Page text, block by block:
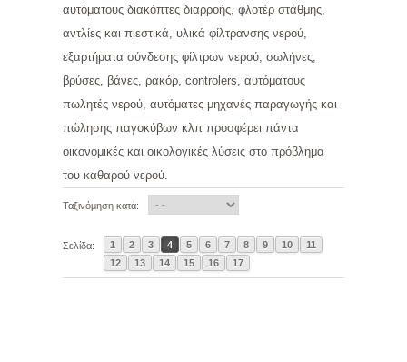
αυτόματους διακόπτες διαρροής, φλοτέρ στάθμης,
αντλίες και πιεστικά, υλικά φίλτρανσης νερού,
εξαρτήματα σύνδεσης φίλτρων νερού, σωλήνες,
βρύσες, βάνες, ρακόρ, controlers, αυτόματους
πωλητές νερού, αυτόματες μηχανές παραγωγής και
πώλησης παγοκύβων κλπ προσφέρει πάντα
οικονομικές και οικολογικές λύσεις στο πρόβλημα
του καθαρού νερού.
Ταξινόμηση κατά:
Σελίδα: 1 2 3 4 5 6 7 8 9 10
11
12
13 14 15 16 17